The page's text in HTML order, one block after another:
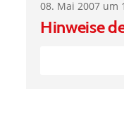
08. Mai 2007 um
Hinweise